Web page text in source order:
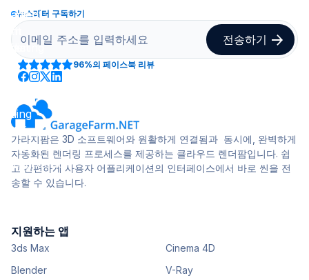
뉴스레터 구독하기
96%의 페이스북 리뷰
가라지팜은 3D 소프트웨어와 원활하게 연결됨과 동시에, 완벽하게
자동화된 렌더링 프로세스를 제공하는 클라우드 렌더팜입니다. 쉽
고 간편하게 사용자 어플리케이션의 인터페이스에서 바로 씬을 전
송할 수 있습니다.
지원하는 앱
3ds Max
Cinema 4D
Blender
V-Ray